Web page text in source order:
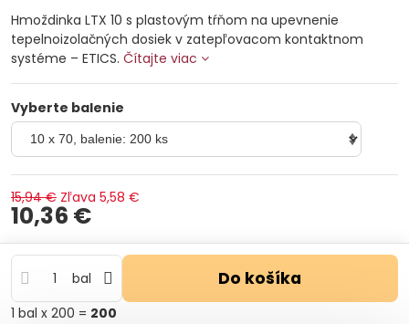
Hmoždinka LTX 10 s plastovým tŕňom na upevnenie
tepelnoizolačných dosiek v zatepľovacom kontaktnom
systéme – ETICS. Čítajte viac
Vyberte balenie
15,94 € Zľava 5,58 €
10,36 €
bal Do košíka
1 bal x 200 = 200